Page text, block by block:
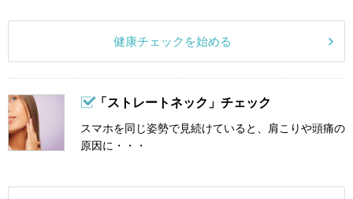
健康チェックを始める
「ストレートネック」チェック
スマホを同じ姿勢で見続けていると、肩こりや頭痛の
原因に・・・